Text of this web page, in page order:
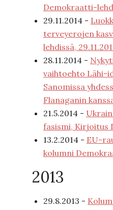
Demokraatti-
29.11.2014 -
terveyerojen
lehdissä,
28.11.2014 -
vaihtoehto Lähi-
Sanomissa
Flanaganin
21.5.2014 -
fasismi, Kirjoitus
13.2.2014 - EU-
kolumni
2013
29.8.2013 -